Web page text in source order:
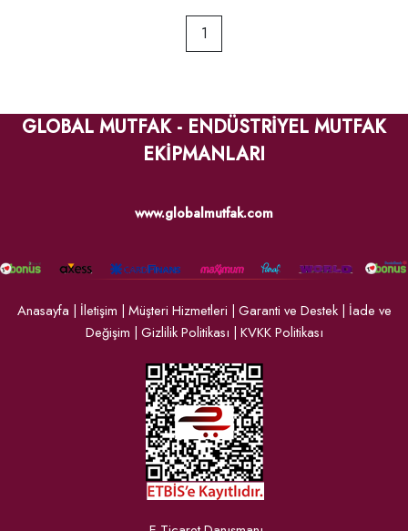
1
GLOBAL MUTFAK - ENDÜSTRİYEL MUTFAK
EKİPMANLARI
www.globalmutfak.com
Anasayfa | İletişim | Müşteri Hizmetleri | Garanti ve Destek| İade ve
Değişim | Gizlilik Politikası | KVKK Politikası